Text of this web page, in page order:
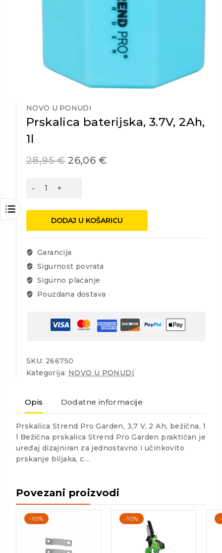
NOVO U PONUDI
Prskalica baterijska, 3.7V, 2Ah,
1l
28,95€ 26,06 €
Prskalica
2Ah,
količina
DODAJ U KOŠARICU
Garancija
Sigurnost povrata
Sigurno plaćanje
Pouzdana dostava
SKU: 266750
Kategorija: NOVO U PONUDI
Opis Dodatne informacije
Prskalica Strend Pro Garden, 3,7 V, 2 Ah, bežična, 1
l Bežična prskalica Strend Pro Garden praktičan je
uređaj dizajniran za jednostavno i učinkovito
prskanje biljaka, c…
Povezani proizvodi
-10% -10%